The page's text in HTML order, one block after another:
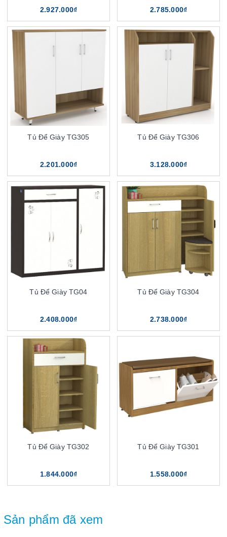
2.927.000₫ 2.785.000₫
Tủ Để Giày TG305
2.201.000₫
Tủ Để Giày TG306
3.128.000₫
Tủ Để Giày TG04
2.408.000₫
Tủ Để Giày TG304
2.738.000₫
Tủ Để Giày TG302
1.844.000₫
Tủ Để Giày TG301
1.558.000₫
Sản phẩm đã xem